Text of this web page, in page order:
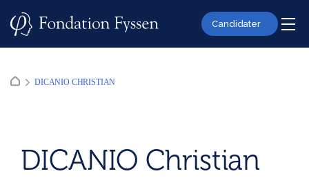
Candidater
DICANIO CHRISTIAN
DICANIO Christian